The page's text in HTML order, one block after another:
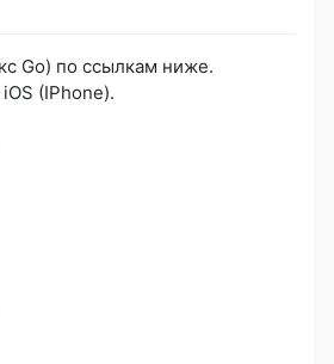
Go) по ссылкам ниже.
(IPhone).